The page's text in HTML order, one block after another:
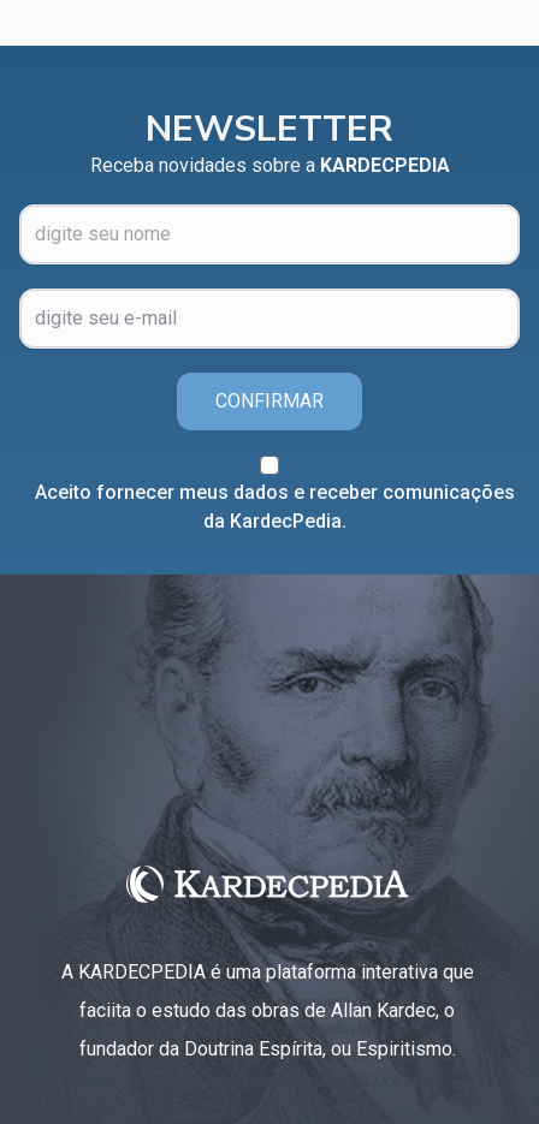
NEWSLETTER
Receba novidades sobre a KARDECPEDIA
CONFIRMAR
Aceito fornecer meus dados e receber comunicações
da KardecPedia.
A KARDECPEDIA é uma plataforma interativa que
faciita o estudo das obras de Allan Kardec, o
fundador da Doutrina Espírita, ou Espiritismo.